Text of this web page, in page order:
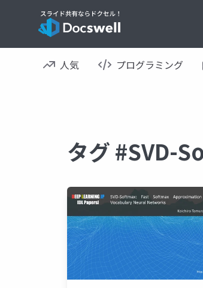
人気 プログラミング
タグ #SVD-